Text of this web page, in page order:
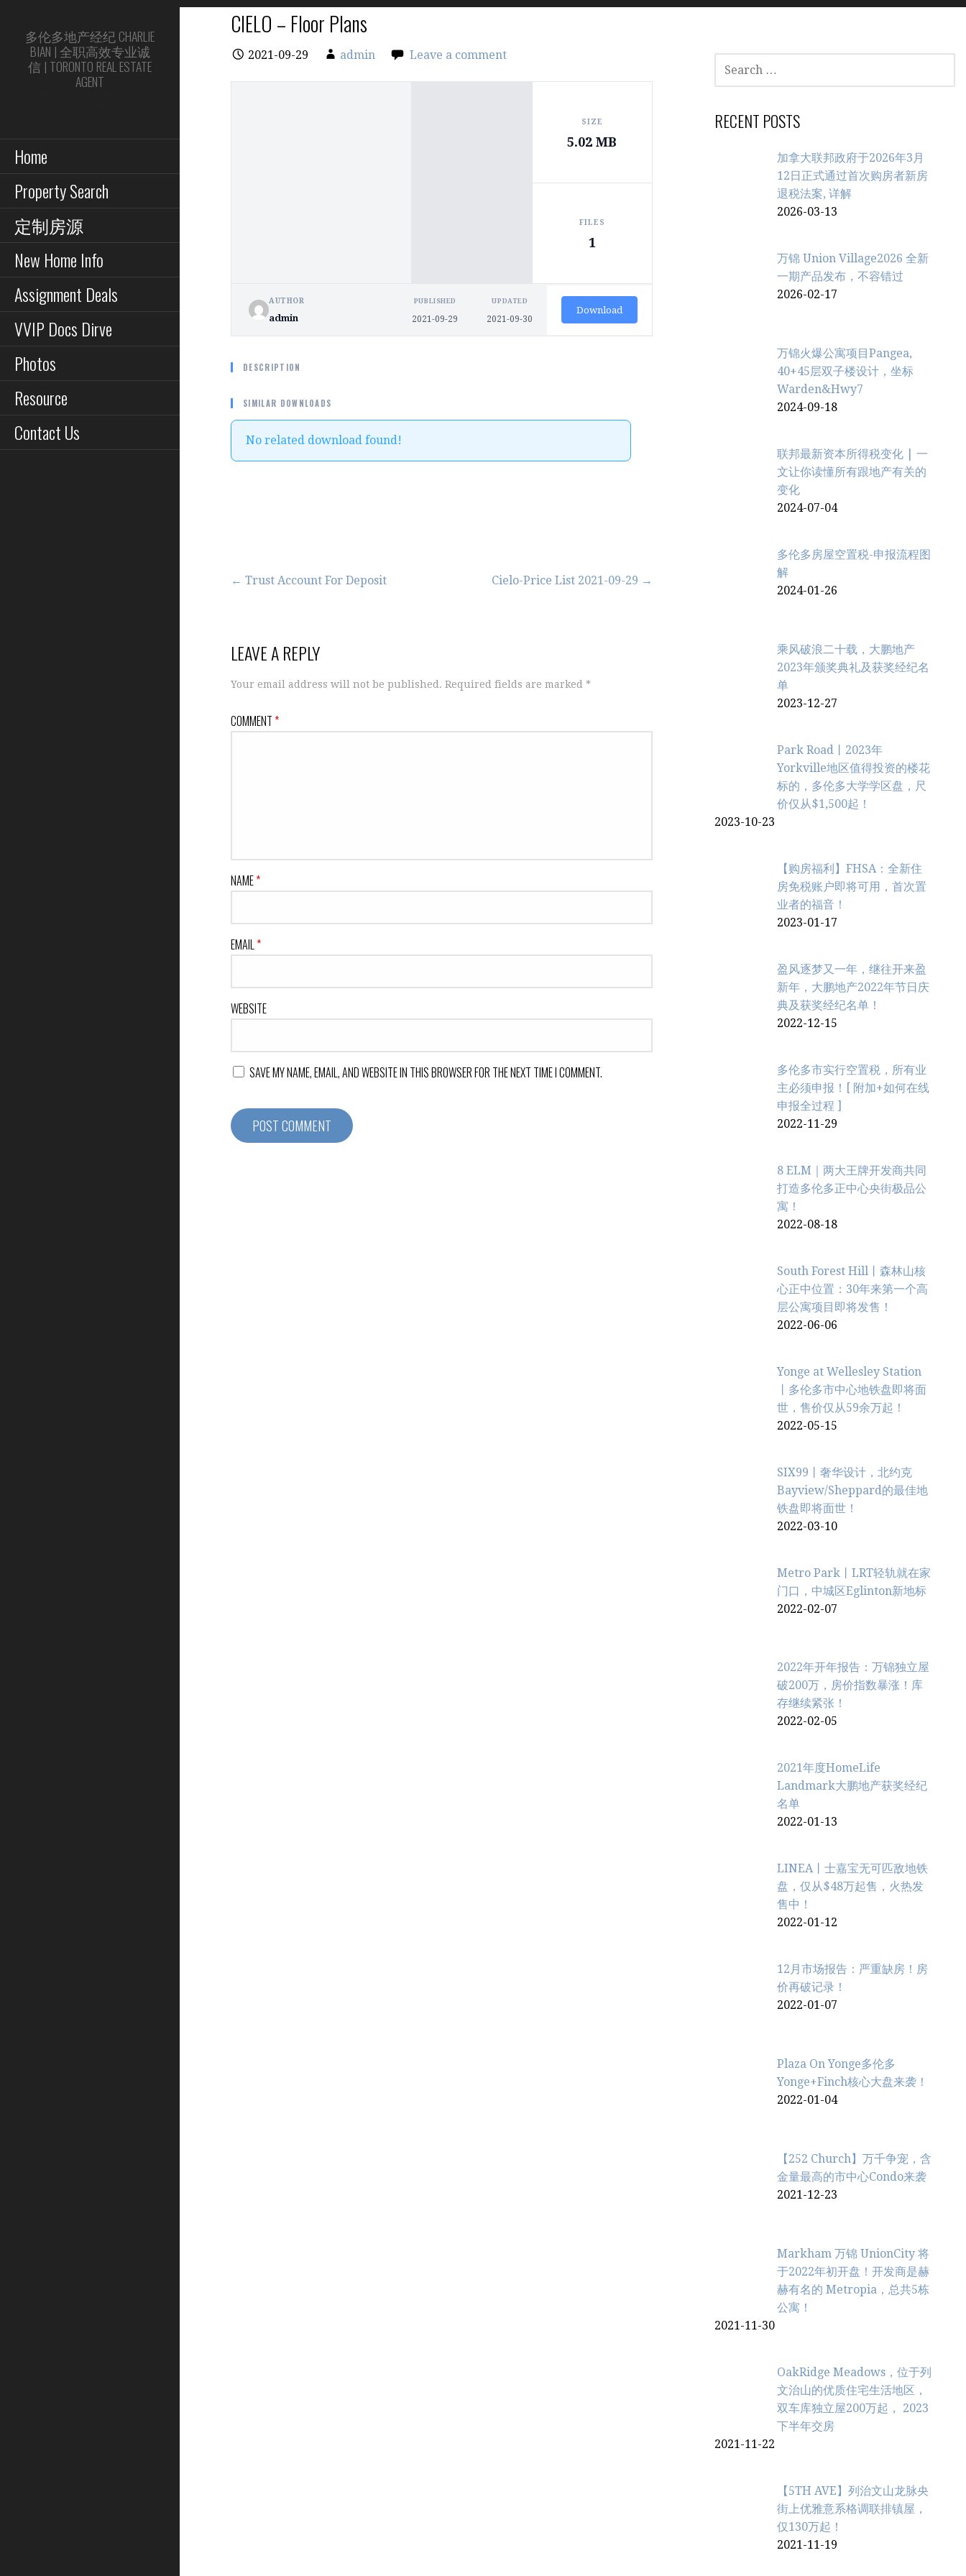
Skip
多伦多地产经纪 CHARLIE
BIAN | 全职高效专业诚
信 | TORONTO REAL ESTATE
AGENT
Home
Property Search
定制房源
New Home Info
Assignment Deals
VVIP Docs Dirve
Photos
Resource
Contact Us
CIELO – Floor Plans
2021-09-29 admin Leave a comment
SIZE
5.02 MB
FILES
1
AUTHOR
admin
PUBLISHED
2021-09-29
UPDATED
2021-09-30
Download
DESCRIPTION
SIMILAR DOWNLOADS
No related download found!
Post
navigation
← Trust Account For Deposit Cielo-Price List 2021-09-29 →
LEAVE A REPLY
Your email address will not be published. Required fields are marked *
COMMENT*
NAME*
EMAIL*
WEBSITE
SAVE MY NAME, EMAIL, AND WEBSITE IN THIS BROWSER FOR THE NEXT TIME I COMMENT.
SEARCH
FOR:
RECENT POSTS
加拿大联邦政府于2026年3月
12日正式通过首次购房者新房
退税法案, 详解
2026-03-13
万锦 Union Village2026 全新
一期产品发布，不容错过
2026-02-17
万锦火爆公寓项目Pangea,
40+45层双子楼设计，坐标
Warden&Hwy7
2024-09-18
联邦最新资本所得税变化 | 一
文让你读懂所有跟地产有关的
变化
2024-07-04
多伦多房屋空置税-申报流程图
解
2024-01-26
乘风破浪二十载，大鹏地产
2023年颁奖典礼及获奖经纪名
单
2023-12-27
Park Road丨2023年
Yorkville地区值得投资的楼花
标的，多伦多大学学区盘，尺
价仅从$1,500起！
2023-10-23
【购房福利】FHSA：全新住
房免税账户即将可用，首次置
业者的福音！
2023-01-17
盈风逐梦又一年，继往开来盈
新年，大鹏地产2022年节日庆
典及获奖经纪名单！
2022-12-15
多伦多市实行空置税，所有业
主必须申报！[ 附加+如何在线
申报全过程 ]
2022-11-29
8 ELM｜两大王牌开发商共同
打造多伦多正中心央街极品公
寓！
2022-08-18
South Forest Hill丨森林山核
心正中位置：30年来第一个高
层公寓项目即将发售！
2022-06-06
Yonge at Wellesley Station
丨多伦多市中心地铁盘即将面
世，售价仅从59余万起！
2022-05-15
SIX99丨奢华设计，北约克
Bayview/Sheppard的最佳地
铁盘即将面世！
2022-03-10
Metro Park丨LRT轻轨就在家
门口，中城区Eglinton新地标
2022-02-07
2022年开年报告：万锦独立屋
破200万，房价指数暴涨！库
存继续紧张！
2022-02-05
2021年度HomeLife
Landmark大鹏地产获奖经纪
名单
2022-01-13
LINEA丨士嘉宝无可匹敌地铁
盘，仅从$48万起售，火热发
售中！
2022-01-12
12月市场报告：严重缺房！房
价再破记录！
2022-01-07
Plaza On Yonge多伦多
Yonge+Finch核心大盘来袭！
2022-01-04
【252 Church】万千争宠，含
金量最高的市中心Condo来袭
2021-12-23
Markham 万锦 UnionCity 将
于2022年初开盘！开发商是赫
赫有名的 Metropia，总共5栋
公寓！
2021-11-30
OakRidge Meadows，位于列
文治‬山的优质住宅生活地区，
双车库独立屋200万起， 2023
下半年交房
2021-11-22
【5TH AVE】列治文山龙脉央
街上优雅意系格调联排镇屋，
仅130万起！
2021-11-19